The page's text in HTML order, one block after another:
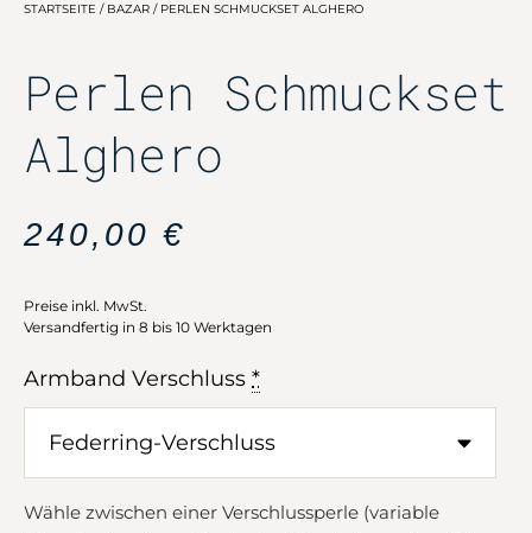
STARTSEITE / BAZAR / PERLEN SCHMUCKSET ALGHERO
Perlen Schmuckset
Alghero
240,00 €
Preise inkl. MwSt.
Versandfertig in 8 bis 10 Werktagen
Armband Verschluss *
Wähle zwischen einer Verschlussperle (variable